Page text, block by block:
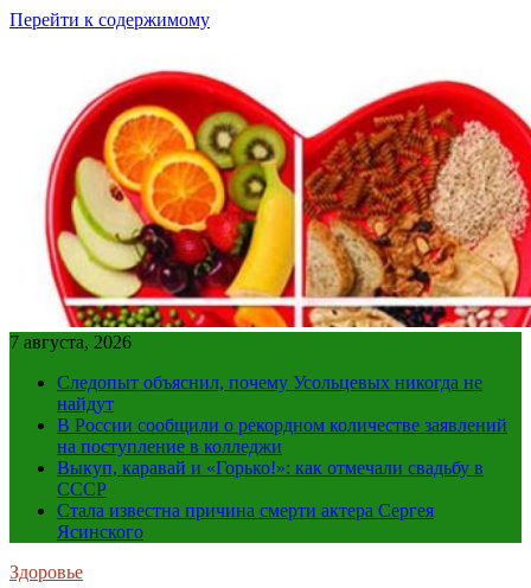
Перейти к содержимому
7 августа, 2026
Следопыт объяснил, почему Усольцевых никогда не
найдут
В России сообщили о рекордном количестве заявлений
на поступление в колледжи
Выкуп, каравай и «Горько!»: как отмечали свадьбу в
СССР
Стала известна причина смерти актера Сергея
Ясинского
Здоровье